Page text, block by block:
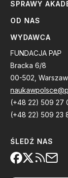
SPRAWY
OD NAS
WYDAWCA
FUNDACJA PAP
Bracka 6/8
00-502,
(+48 22) 509 27
(+48 22) 509 23
ŚLEDŹ NAS